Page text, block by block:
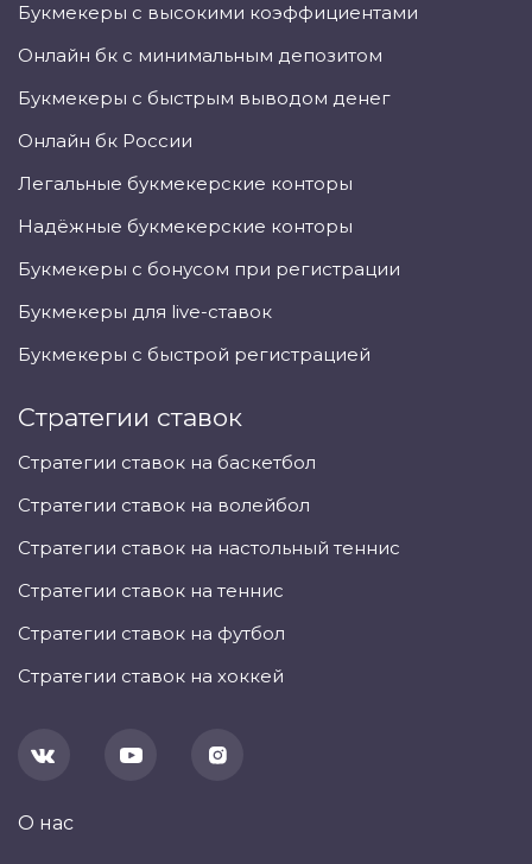
Букмекеры с высокими коэффициентами
Онлайн бк с минимальным депозитом
Букмекеры с быстрым выводом денег
Онлайн бк России
Легальные букмекерские конторы
Надёжные букмекерские конторы
Букмекеры с бонусом при регистрации
Букмекеры для live-ставок
Букмекеры с быстрой регистрацией
Стратегии ставок
Стратегии ставок на баскетбол
Стратегии ставок на волейбол
Стратегии ставок на настольный теннис
Стратегии ставок на теннис
Стратегии ставок на футбол
Стратегии ставок на хоккей
О нас